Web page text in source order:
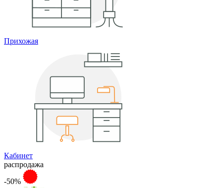
Прихожая
Кабинет
распродажа
-50%